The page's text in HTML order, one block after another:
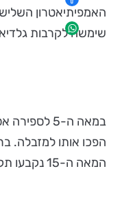
שימשה לקרבות
במאה ה-5
המאה ה-15 נקבעו תקנות למניעת חילול האמפיתיאטרון. בשנת 1568 הצביעה מועצת העיר על שיפוצים, במימון האצולה מקומית.